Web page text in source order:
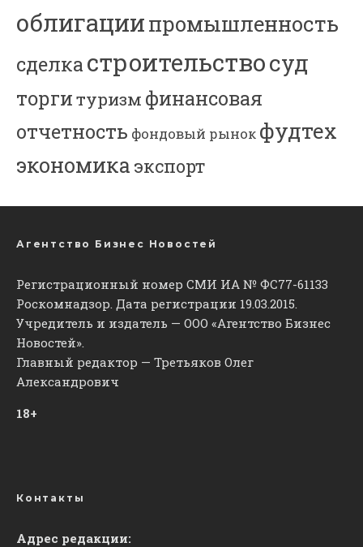
облигациипромышленность
сделкастроительствосуд
торгитуризм финансовая
отчетность фондовый рынок фудтех
экономика экспорт
Агентство Бизнес Новостей
Регистрационный номер СМИ ИА № ФС77-61133
Роскомнадзор. Дата регистрации 19.03.2015.
Учредитель и издатель — ООО «Агентство Бизнес
Новостей».
Главный редактор — Третьяков Олег
Александрович
18+
Контакты
Адрес редакции: